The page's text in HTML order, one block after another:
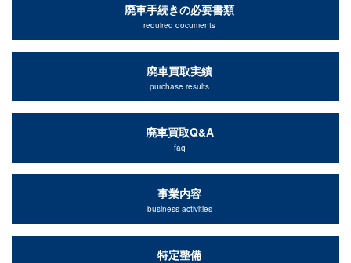
廃車手続きの必要書類
required documents
廃車買取実績
purchase results
廃車買取Q&A
faq
事業内容
business activities
特定整備